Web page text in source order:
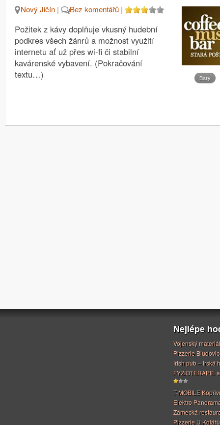
Bary
Nový Jičín | Bez komentářů |
Požitek z kávy doplňuje vkusný hudební
podkres všech žánrů a možnost využití
internetu ať už přes wi-fi či stabilní
kavárenské vybavení. (Pokračování
textu…)
Nejlépe
Vojenský
Pizzerie
Irish pub – Irská
FYZIOTERAPIE
T-MOBILE
Elektro
Zámecká
Pizzerie U Kolářů